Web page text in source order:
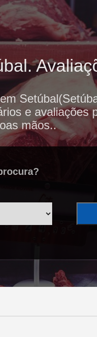
e avaliações
mãos..